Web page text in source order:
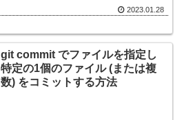
2023.01.28
git commit でファイルを指定し
特定の1個のファイル (または複
数) をコミットする方法